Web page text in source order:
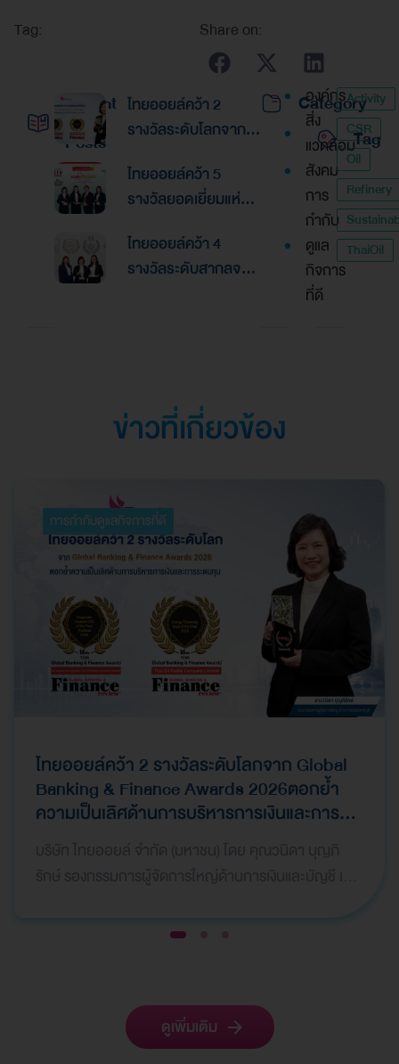
Tag:
Share on:
Recent
Posts
ไทยออยล์คว้า 2
รางวัลระดับโลกจาก
Finance Awards
2026ตอกย้ำความเป็น
เลิศด้านการบริหาร
การเงินและการระดม
ทุน
ไทยออยล์คว้า 5
รางวัลยอดเยี่ยมแห่ง
รางวัล “Asian
Excellence Award
ไทยออยล์คว้า 4
รางวัลระดับสากลจาก
Category
องค์กร
สิ่ง
แวดล้อม
สังคม
การ
กำกับ
ดูแล
กิจการ
ที่ดี
Tag
Activity
CSR
Oil
Refinery
ThaiOil
ข่าวที่เกี่ยวข้อง
การกำกับดูแลกิจการที่ดี
ไทยออยล์คว้า 2 รางวัลระดับโลกจาก Global
Banking & Finance Awards 2026ตอกย้ำ
ความเป็นเลิศด้านการบริหารการเงินและการ
ดูเพิ่มเติม